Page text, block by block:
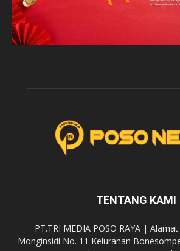
TENTANG KAMI
PT.TRI MEDIA POSO RAYA | Alamat
Monginsidi No. 11 Kelurahan